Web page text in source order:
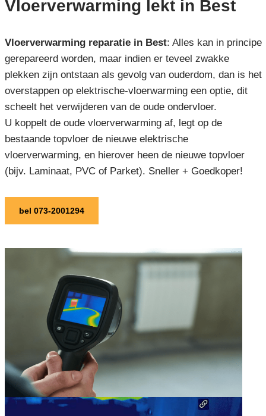
Vloerverwarming lekt in Best
Vloerverwarming reparatie in Best: Alles kan in principe
gerepareerd worden, maar indien er teveel zwakke
plekken zijn ontstaan als gevolg van ouderdom, dan is het
overstappen op elektrische-vloerwarming een optie, dit
scheelt het verwijderen van de oude ondervloer.
U koppelt de oude vloerverwarming af, legt op de
bestaande topvloer de nieuwe elektrische
vloerverwarming, en hierover heen de nieuwe topvloer
(bijv. Laminaat, PVC of Parket). Sneller + Goedkoper!
bel 073-2001294